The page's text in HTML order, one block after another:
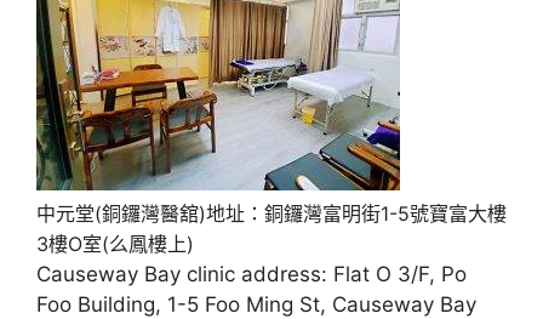
中元堂(銅鑼灣醫舘)地址：銅鑼灣富明街1-5號寶富大樓
3樓O室(么鳳樓上)
Causeway Bay clinic address: Flat O 3/F, Po
Foo Building, 1-5 Foo Ming St, Causeway Bay